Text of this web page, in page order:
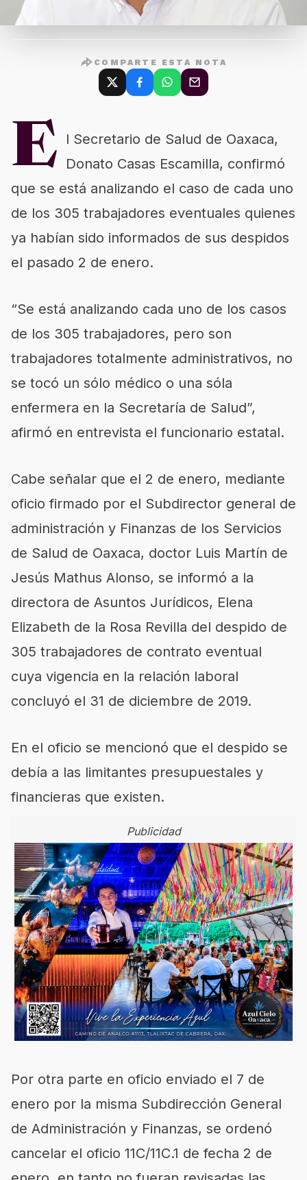
COMPARTE ESTA NOTA
E
l Secretario de Salud de Oaxaca,
Donato Casas Escamilla, confirmó
que se está analizando el caso de cada uno
de los 305 trabajadores eventuales quienes
ya habían sido informados de sus despidos
el pasado 2 de enero.
“Se está analizando cada uno de los casos
de los 305 trabajadores, pero son
trabajadores totalmente administrativos, no
se tocó un sólo médico o una sóla
enfermera en la Secretaría de Salud”,
afirmó en entrevista el funcionario estatal.
Cabe señalar que el 2 de enero, mediante
oficio firmado por el Subdirector general de
administración y Finanzas de los Servicios
de Salud de Oaxaca, doctor Luis Martín de
Jesús Mathus Alonso, se informó a la
directora de Asuntos Jurídicos, Elena
Elizabeth de la Rosa Revilla del despido de
305 trabajadores de contrato eventual
cuya vigencia en la relación laboral
concluyó el 31 de diciembre de 2019.
En el oficio se mencionó que el despido se
debía a las limitantes presupuestales y
financieras que existen.
Publicidad
Por otra parte en oficio enviado el 7 de
enero por la misma Subdirección General
de Administración y Finanzas, se ordenó
cancelar el oficio 11C/11C.1 de fecha 2 de